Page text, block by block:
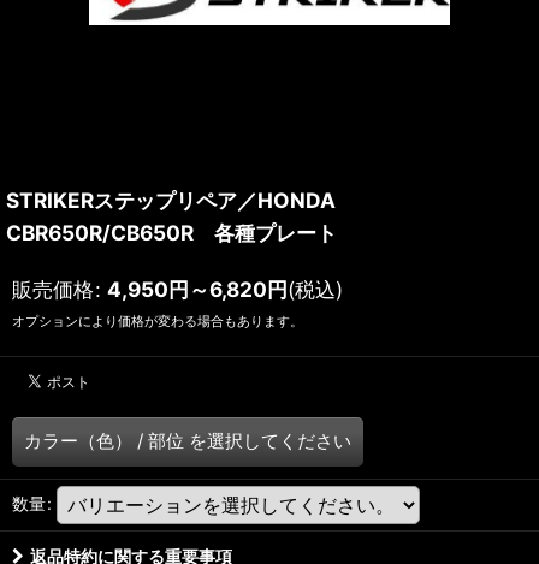
STRIKERステップリペア／HONDA
CBR650R/CB650R 各種プレート
販売価格: 4,950円～6,820円(税込)
オプションにより価格が変わる場合もあります。
カラー（色） / 部位 を選択してください
数量:
返品特約に関する重要事項